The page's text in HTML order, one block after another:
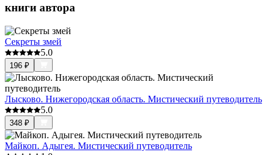
книги автора
Секреты змей
5.0
196 ₽
Лысково. Нижегородская область. Мистический путеводитель
5.0
348 ₽
Майкоп. Адыгея. Мистический путеводитель